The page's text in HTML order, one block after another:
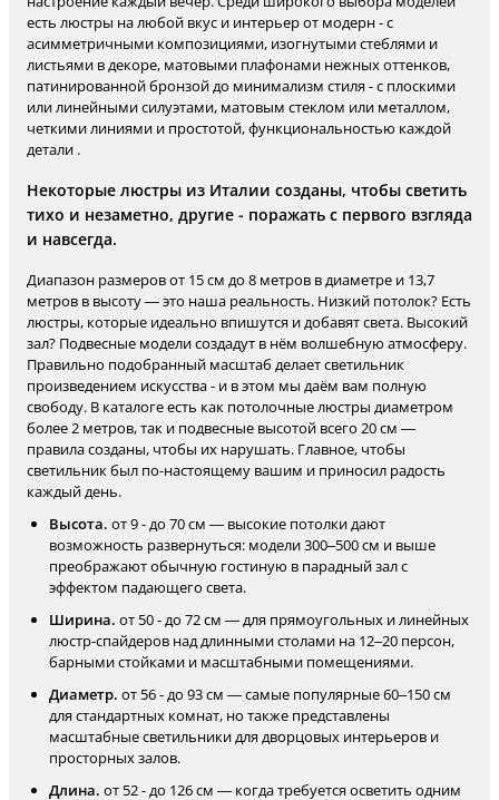
есть люстры на любой вкус и интерьер от модерн - с
асимметричными композициями, изогнутыми стеблями и
листьями в декоре, матовыми плафонами нежных оттенков,
патинированной бронзой до минимализм стиля - с плоскими
или линейными силуэтами, матовым стеклом или металлом,
четкими линиями и простотой, функциональностью каждой
детали .
Некоторые люстры из Италии созданы, чтобы светить
тихо и незаметно, другие - поражать с первого взгляда
и навсегда.
Диапазон размеров от 15 см до 8 метров в диаметре и 13,7
метров в высоту — это наша реальность. Низкий потолок? Есть
люстры, которые идеально впишутся и добавят света. Высокий
зал? Подвесные модели создадут в нём волшебную атмосферу.
Правильно подобранный масштаб делает светильник
произведением искусства - и в этом мы даём вам полную
свободу. В каталоге есть как потолочные люстры диаметром
более 2 метров, так и подвесные высотой всего 20 см —
правила созданы, чтобы их нарушать. Главное, чтобы
светильник был по-настоящему вашим и приносил радость
каждый день.
Высота. от 9 - до 70 см — высокие потолки дают
возможность развернуться: модели 300–500 см и выше
преображают обычную гостиную в парадный зал с
эффектом падающего света.
Ширина. от 50 - до 72 см — для прямоугольных и линейных
люстр-спайдеров над длинными столами на 12–20 персон,
барными стойками и масштабными помещениями.
Диаметр. от 56 - до 93 см — самые популярные 60–150 см
для стандартных комнат, но также представлены
масштабные светильники для дворцовых интерьеров и
просторных залов.
Длина. от 52 - до 126 см — когда требуется осветить одним